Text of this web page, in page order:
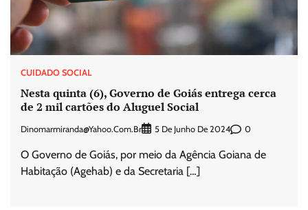
CUIDADO SOCIAL
Nesta quinta (6), Governo de Goiás entrega cerca
de 2 mil cartões do Aluguel Social
Dinomarmiranda@yahoo.com.br 5 De Junho De 2024 0
O Governo de Goiás, por meio da Agência Goiana de
Habitação (Agehab) e da Secretaria […]